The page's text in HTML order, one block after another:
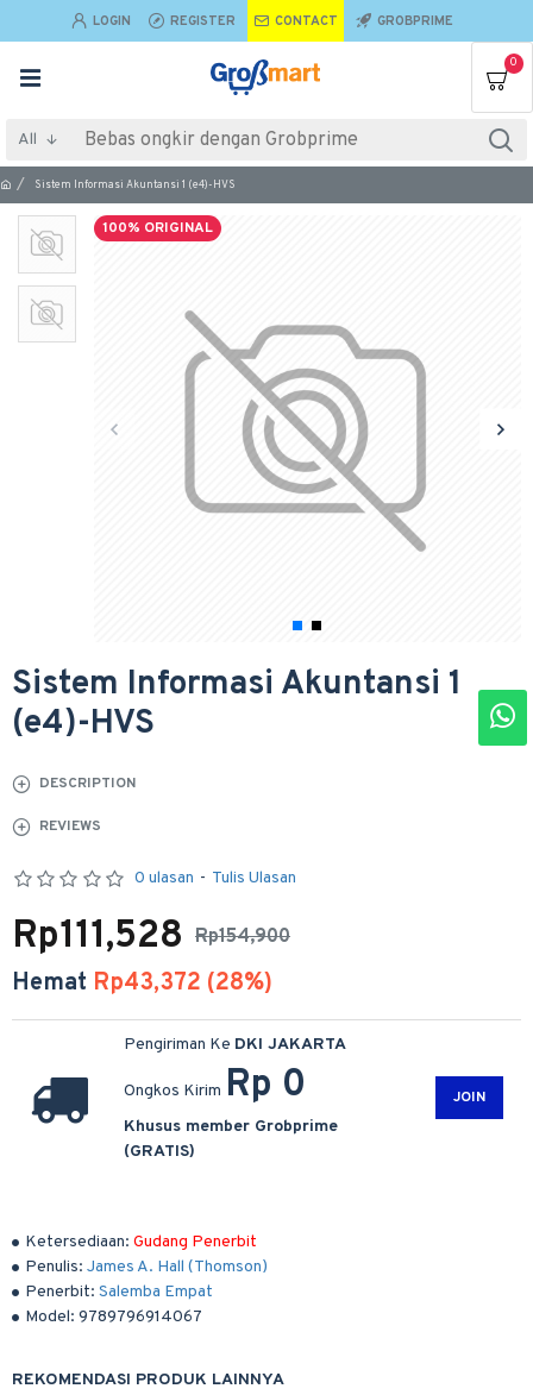
LOGIN REGISTER CONTACT GROBPRIME
0
All
Sistem Informasi Akuntansi 1 (e4)-HVS
100% ORIGINAL
Sistem Informasi Akuntansi 1
(e4)-HVS
DESCRIPTION
REVIEWS
Ketersediaan: Gudang Penerbit
Penulis: James A. Hall (Thomson)
Penerbit: Salemba Empat
Model: 9789796914067
0 ulasan - Tulis Ulasan
Rp154,900
Rp111,528
Hemat Rp43,372 (28%)
Pengiriman Ke DKI JAKARTA
Ongkos Kirim Rp 0
Khusus member Grobprime
(GRATIS)
JOIN
REKOMENDASI PRODUK LAINNYA